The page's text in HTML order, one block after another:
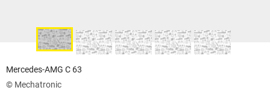
Mercedes-AMG C 63
© Mechatronic